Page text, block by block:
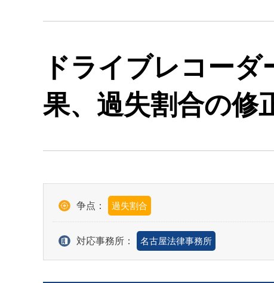
ドライブレコー
果、過失割合の修
争点： 過失割合
対応事務所： 名古屋法律事務所